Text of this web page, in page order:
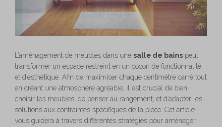
L’aménagement de meubles dans une salle de bains peut
transformer un espace restreint en un cocon de fonctionnalité
et d’esthétique. Afin de maximiser chaque centimètre carré tout
en créant une atmosphère agréable, il est crucial de bien
choisir les meubles, de penser au rangement, et d’adapter les
solutions aux contraintes spécifiques de la pièce. Cet article
vous guidera à travers différentes stratégies pour aménager